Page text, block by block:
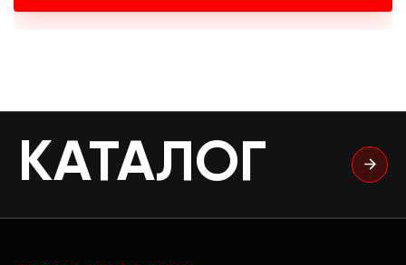
КАТАЛОГ